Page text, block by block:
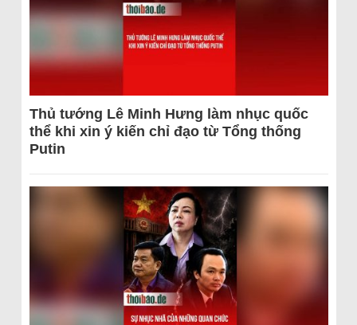
Thủ tướng Lê Minh Hưng làm nhục quốc
thể khi xin ý kiến chỉ đạo từ Tổng thống
Putin